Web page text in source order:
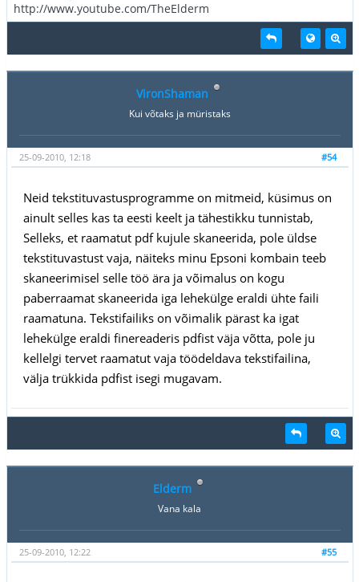
http://www.youtube.com/TheElderm
VironShaman
Kui võtaks ja müristaks
#54
25-09-2010, 12:18
Neid tekstituvastusprogramme on mitmeid, küsimus on
ainult selles kas ta eesti keelt ja tähestikku tunnistab,
Selleks, et raamatut pdf kujule skaneerida, pole üldse
tekstituvastust vaja, näiteks minu Epsoni kombain teeb
skaneerimisel selle töö ära ja võimalus on kogu
paberraamat skaneerida iga lehekülge eraldi ühte faili
raamatuna. Tekstifailiks on võimalik pärast ka igat
lehekülge eraldi finereaderis pdfist väja võtta, pole ju
kellelgi tervet raamatut vaja töödeldava tekstifailina,
välja trükkida pdfist isegi mugavam.
Elderm
Vana kala
#55
25-09-2010, 12:22